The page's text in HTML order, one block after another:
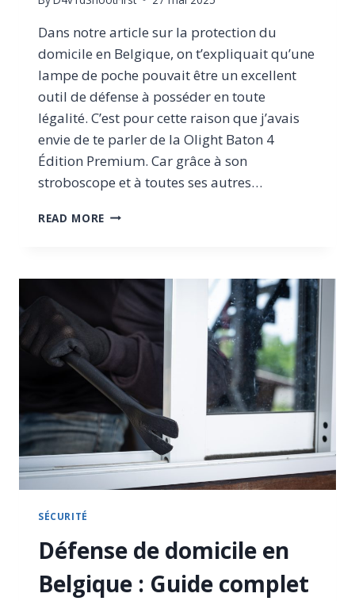
Dans notre article sur la protection du
domicile en Belgique, on t’expliquait qu’une
lampe de poche pouvait être un excellent
outil de défense à posséder en toute
légalité. C’est pour cette raison que j’avais
envie de te parler de la Olight Baton 4
Édition Premium. Car grâce à son
stroboscope et à toutes ses autres…
READ MORE OLIGHT
PREMIUM,
LAMPE
DE
POCHE
AVEC
ÉTUI
DE
CHARGEMENT
SÉCURITÉ
Défense de domicile en
Belgique : Guide complet